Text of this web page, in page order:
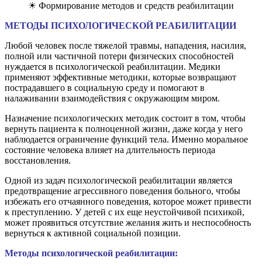
☀ Формирование методов и средств реабилитации
МЕТОДЫ ПСИХОЛОГИЧЕСКОЙ РЕАБИЛИТАЦИИ
Любой человек после тяжелой травмы, нападения, насилия,
полной или частичной потери физических способностей
нуждается в психологической реабилитации. Медики
применяют эффективные методики, которые возвращают
пострадавшего в социальную среду и помогают в
налаживании взаимодействия с окружающим миром.
Назначение психологических методик состоит в том, чтобы
вернуть пациента к полноценной жизни, даже когда у него
наблюдается ограничение функций тела. Именно моральное
состояние человека влияет на длительность периода
восстановления.
Одной из задач психологической реабилитации является
предотвращение агрессивного поведения больного, чтобы
избежать его отчаянного поведения, которое может привести
к преступлению. У детей с их еще неустойчивой психикой,
может проявиться отсутствие желания жить и неспособность
вернуться к активной социальной позиции.
Методы психологической реабилитации: